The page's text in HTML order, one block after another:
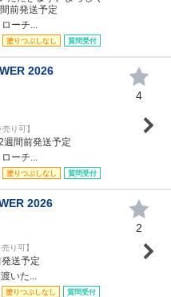
前発送予定
ーチ...
塗りつぶしなし 質問受付
2026
り可】
週間前発送予定
ーチ...
塗りつぶしなし 質問受付
4
2026
り可】
送予定
いた...
塗りつぶしなし 質問受付
2